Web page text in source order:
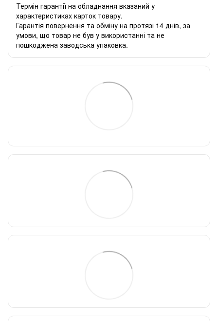
Термін гарантії на обладнання вказаний у
характеристиках карток товару.
Гарантія повернення та обміну на протязі 14 днів, за
умови, що товар не був у використанні та не
пошкоджена заводська упаковка.